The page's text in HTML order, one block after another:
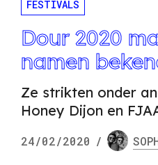
FESTIVALS
Dour 2020
namen
Ze strikten onder
Honey Dijon en
24/02/2020 /